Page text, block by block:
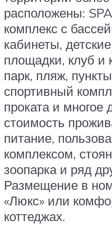
расположены:
комплекс с
кабинеты,
площадки, клуб и
парк, пляж,
спортивный
проката и многое
стоимость
питание,
комплексом,
зоопарка и ряд
Размещение в
«Люкс» или
коттеджах.